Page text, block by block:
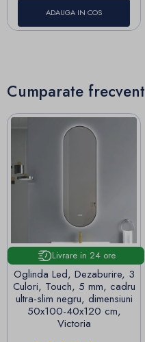
ADAUGA IN COS
Cumparate
Livrare in 24 ore
Oglinda Led, Dezaburire, 3
Culori, Touch, 5 mm, cadru
ultra-slim negru, dimensiuni
50x100-40x120 cm,
Victoria